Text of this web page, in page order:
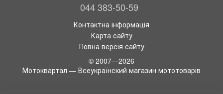
044 383-50-59
Контактна інформація
Карта сайту
Повна версія сайту
© 2007—2026
Мотоквартал — Всеукраїнский магазин мототоварів